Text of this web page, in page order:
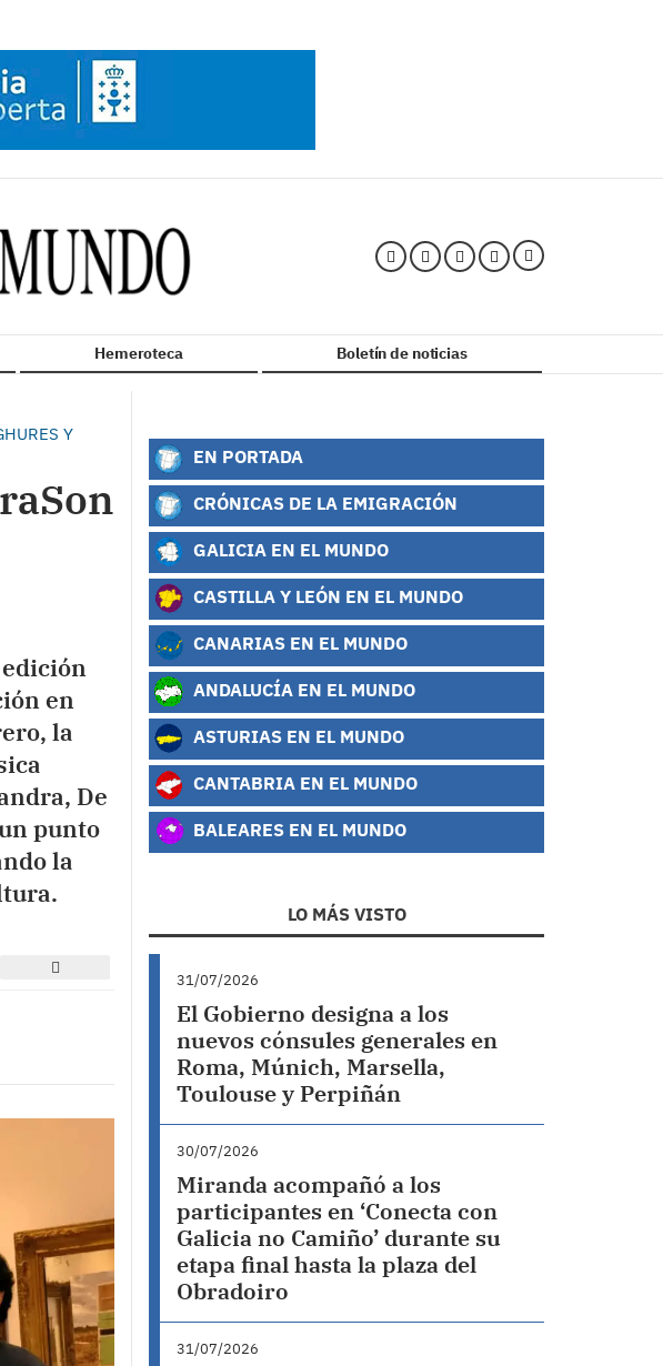
Hemeroteca Boletín de noticias
Y
en
la
De
punto
la
EN PORTADA
CRÓNICAS DE LA EMIGRACIÓN
GALICIA EN EL MUNDO
CASTILLA Y LEÓN EN EL MUNDO
CANARIAS EN EL MUNDO
ANDALUCÍA EN EL MUNDO
ASTURIAS EN EL MUNDO
CANTABRIA EN EL MUNDO
BALEARES EN EL MUNDO
LO MÁS VISTO
31/07/2026
El Gobierno designa a los
nuevos cónsules generales en
Roma, Múnich, Marsella,
Toulouse y Perpiñán
30/07/2026
Miranda acompañó a los
participantes en ‘Conecta con
Galicia no Camiño’ durante su
etapa final hasta la plaza del
Obradoiro
31/07/2026